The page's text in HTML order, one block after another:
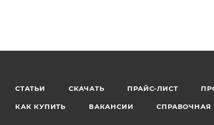
СТАТЬИ СКАЧАТЬ ПРАЙС-ЛИСТ
КАК КУПИТЬ ВАКАНСИИ СПРАВОЧНАЯ